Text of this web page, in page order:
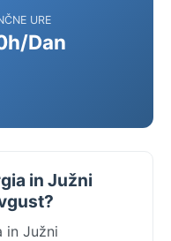
URE
Dan
in Južni
in Južni